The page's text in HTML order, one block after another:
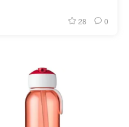
28 0